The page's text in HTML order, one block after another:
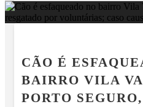
EM ALTA
CÃO É
BAIRRO VILA
PORTO